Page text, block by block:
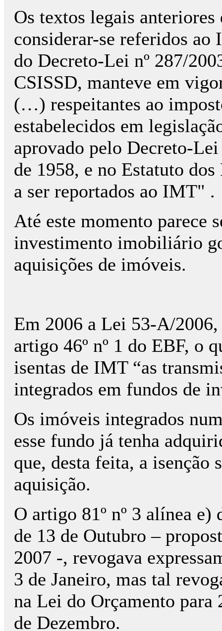
Os textos legais anteriores
considerar-se referidos ao
do Decreto-Lei nº 287/
CSISSD, manteve em
(…) respeitantes ao
estabelecidos em
aprovado pelo Decreto-
de 1958, e no Estatuto
a ser reportados ao IMT" .
Até este momento parece
investimento imobiliário
aquisições de imóveis.
Em 2006 a Lei 53-A/
artigo 46º nº 1 do EBF, o
isentas de IMT “as
integrados em fundos de
Os imóveis integrados
esse fundo já tenha
que, desta feita, a isenção
aquisição.
O artigo 81º nº 3 alínea e)
de 13 de Outubro –
2007 -, revogava
3 de Janeiro, mas tal
na Lei do Orçamento para
de Dezembro.